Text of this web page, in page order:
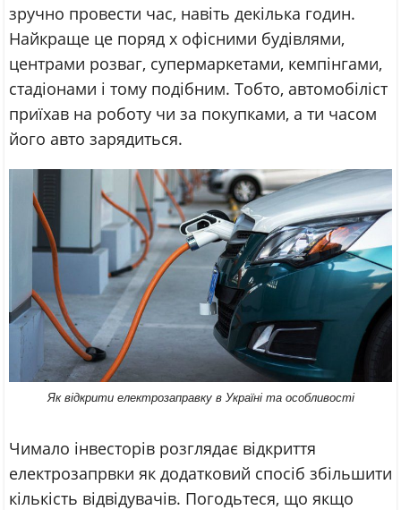
зручно провести час, навіть декілька годин.
Найкраще це поряд х офісними будівлями,
центрами розваг, супермаркетами, кемпінгами,
стадіонами і тому подібним. Тобто, автомобіліст
приїхав на роботу чи за покупками, а ти часом
його авто зарядиться.
Як відкрити електрозаправку в Україні та особливості
Чимало інвесторів розглядає відкриття
електрозапрвки як додатковий спосіб збільшити
кількість відвідувачів. Погодьтеся, що якщо